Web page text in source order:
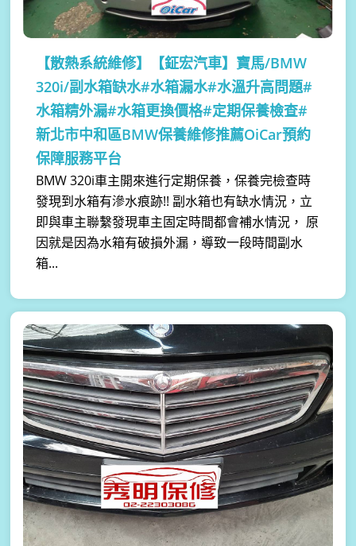
【散熱系統維修】
【鉦宏汽車】寶馬/BMW
320i/副水箱缺水#水箱漏水#水溫升高問題#
水箱精外漏#水箱更換價格#定期保養檢查#
新北市中和區BMW保養維修推薦OiCar預約
保障服務平台
BMW 320i車主開來進行定期保養，保養完檢查時
發現到水箱有滲水痕跡!! 副水箱也有缺水情況，立
即與車主聯繫發現車主固定時間都會補水情況， 原
因就是因為水箱有破損外漏，導致一段時間副水
箱...